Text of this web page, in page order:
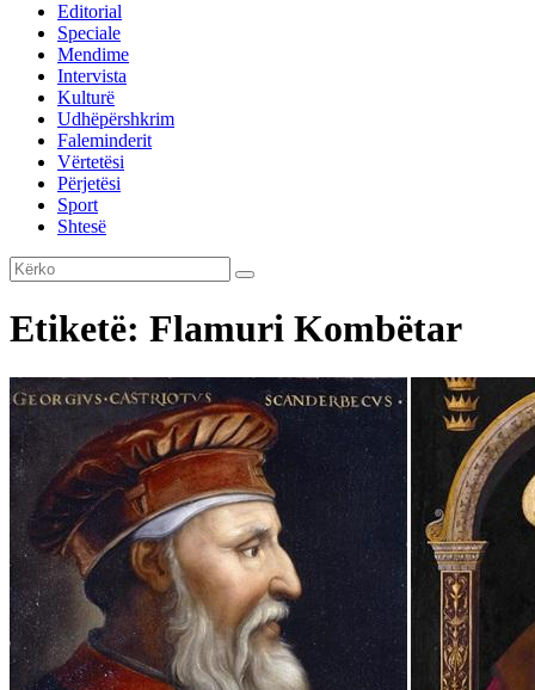
Editorial
Speciale
Mendime
Intervista
Kulturë
Udhëpërshkrim
Faleminderit
Vërtetësi
Përjetësi
Sport
Shtesë
Etiketë: Flamuri Kombëtar